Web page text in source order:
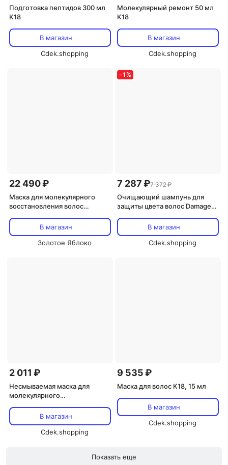
Подготовка пептидов 300 мл
K18
В магазин
Cdek.shopping
Молекулярный ремонт 50 мл
K18
В магазин
Cdek.shopping
22 490 ₽
Маска для молекулярного
восстановления волос
В магазин
Золотое Яблоко
-1 %
7 287 ₽7 372 ₽
Очищающий шампунь для
защиты цвета волос Damage
В магазин
Cdek.shopping
2 011 ₽
Несмываемая маска для
молекулярного
формат, K18 Biomimetic
Hairscience, 5 мл
В магазин
Cdek.shopping
9 535 ₽
Маска для волос K18, 15 мл
В магазин
Cdek.shopping
Показать еще